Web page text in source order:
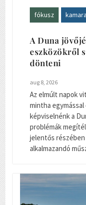
fókusz
A Duna
eszközökről
dönteni
aug 8, 2026
Az elmúlt napok
mintha
képviselnénk a
problémák
jelentős
alkalmazandó